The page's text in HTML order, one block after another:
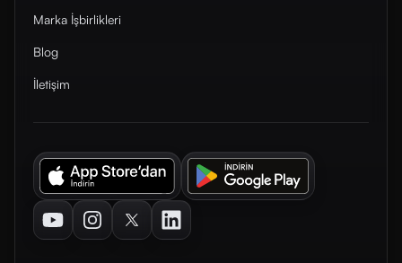
Marka İşbirlikleri
Blog
İletişim
YoutubeInstagramTwitterLinkedIn